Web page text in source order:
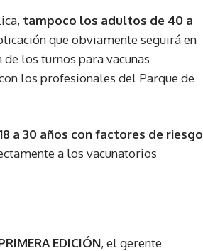
tampoco los adultos de 40 a
que obviamente seguirá en
los turnos para vacunas
los profesionales del Parque de
a 30 años con factores de riesgo
a los vacunatorios
EDICIÓN, el gerente